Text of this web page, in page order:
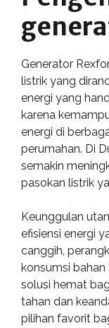
Generator
listrik yang
energi yang
karena
energi di
perumahan. Di
semakin
pasokan listrik
Keunggulan
efisiensi energi
canggih,
konsumsi
solusi hemat
tahan dan
pilihan favorit